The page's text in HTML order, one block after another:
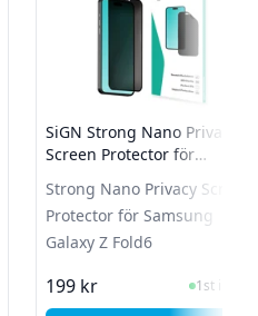
SiGN Strong Nano Privacy
Screen Protector för
Strong Nano Privacy Screen
Protector för Samsung
Galaxy Z Fold6
199 kr I Lager
1st i lager